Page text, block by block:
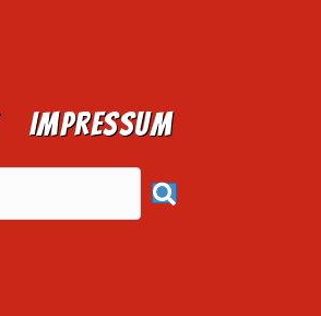
Impressum